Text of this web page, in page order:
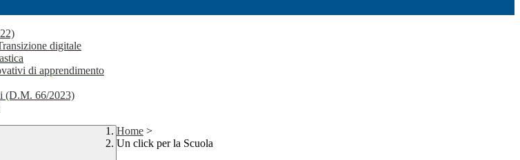
digitale
di apprendimento
(D.M. 66/2023)
Home >
Un click per la Scuola